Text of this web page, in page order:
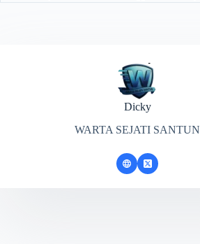
Dicky
WARTA SEJATI SANTUN